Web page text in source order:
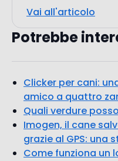
Clicker per cani:
amico a quattro
grazie al GPS: una
Come funziona un
guida facile alla
Fughe, addio!
la recinzione
Il gatto graffia i